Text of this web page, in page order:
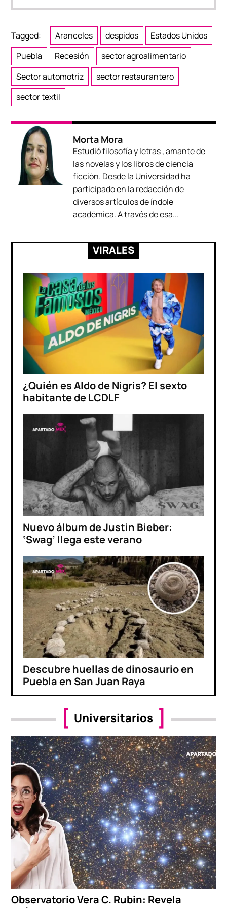
Tagged: Aranceles despidos
Estados Unidos
Puebla
Recesión
sector agroalimentario
Sector automotriz
sector restaurantero
sector textil
Morta Mora
Estudió filosofía y letras , amante de
las novelas y los libros de ciencia
ficción. Desde la Universidad ha
participado en la redacción de
diversos artículos de índole
académica. A través de esa...
VIRALES
¿Quién es Aldo de Nigris? El sexto
habitante de LCDLF
Nuevo álbum de Justin Bieber:
‘Swag’ llega este verano
Descubre huellas de dinosaurio en
Puebla en San Juan Raya
Universitarios
Observatorio Vera C. Rubin: Revela